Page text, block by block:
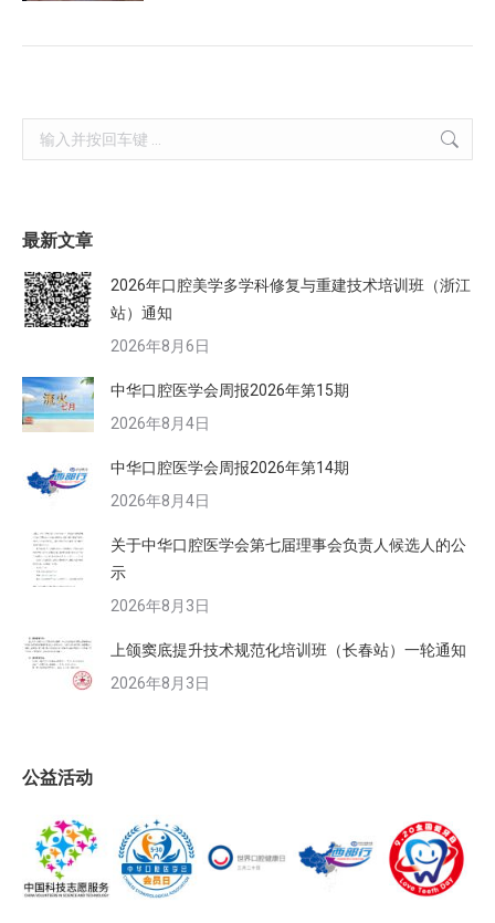
Search:
最新文章
2026年口腔美学多学科修复与重建技术培训班（浙江
站）通知
2026年8月6日
中华口腔医学会周报2026年第15期
2026年8月4日
中华口腔医学会周报2026年第14期
2026年8月4日
关于中华口腔医学会第七届理事会负责人候选人的公
示
2026年8月3日
上颌窦底提升技术规范化培训班（长春站）一轮通知
2026年8月3日
公益活动